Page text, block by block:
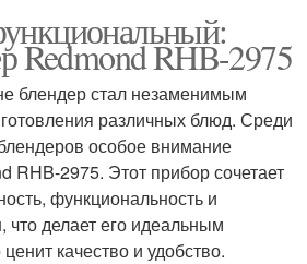
Redmond RHB-2975
блендер стал незаменимым
различных блюд. Среди
особое внимание
RHB-2975. Этот прибор сочетает
функциональность и
делает его идеальным
качество и удобство.